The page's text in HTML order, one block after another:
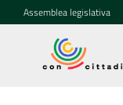
Vai al contenuto
Vai alla navigazione
Vai al footer
Assemblea legislativa